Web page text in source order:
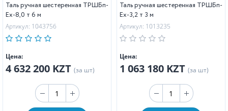
Таль ручная шестеренная ТРШБп-
Ех-8,0 т 6 м
Артикул: 1043756
Цена:
4 632 200 KZT (за шт)
Таль ручная шестеренная ТРШБп-
Ех-3,2 т 3 м
Артикул: 1013235
Цена:
1 063 180 KZT (за шт)